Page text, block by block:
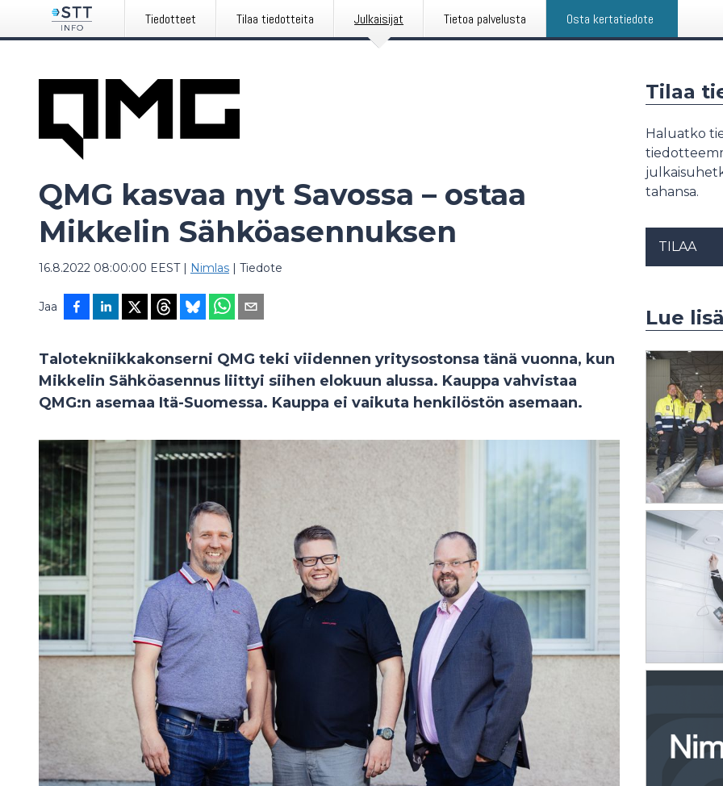
Tiedotteet Tilaa tiedotteita Julkaisijat Tietoa palvelusta Osta kertatiedote
QMG kasvaa nyt Savossa – ostaa
Mikkelin Sähköasennuksen
16.8.2022 08:00:00 EEST| Nimlas | Tiedote
Jaa
Talotekniikkakonserni QMG teki viidennen yritysostonsa tänä vuonna, kun
Mikkelin Sähköasennus liittyi siihen elokuun alussa. Kauppa vahvistaa
QMG:n asemaa Itä-Suomessa. Kauppa ei vaikuta henkilöstön asemaan.
Tilaa
Haluatko
tahansa.
TILAA
Lue